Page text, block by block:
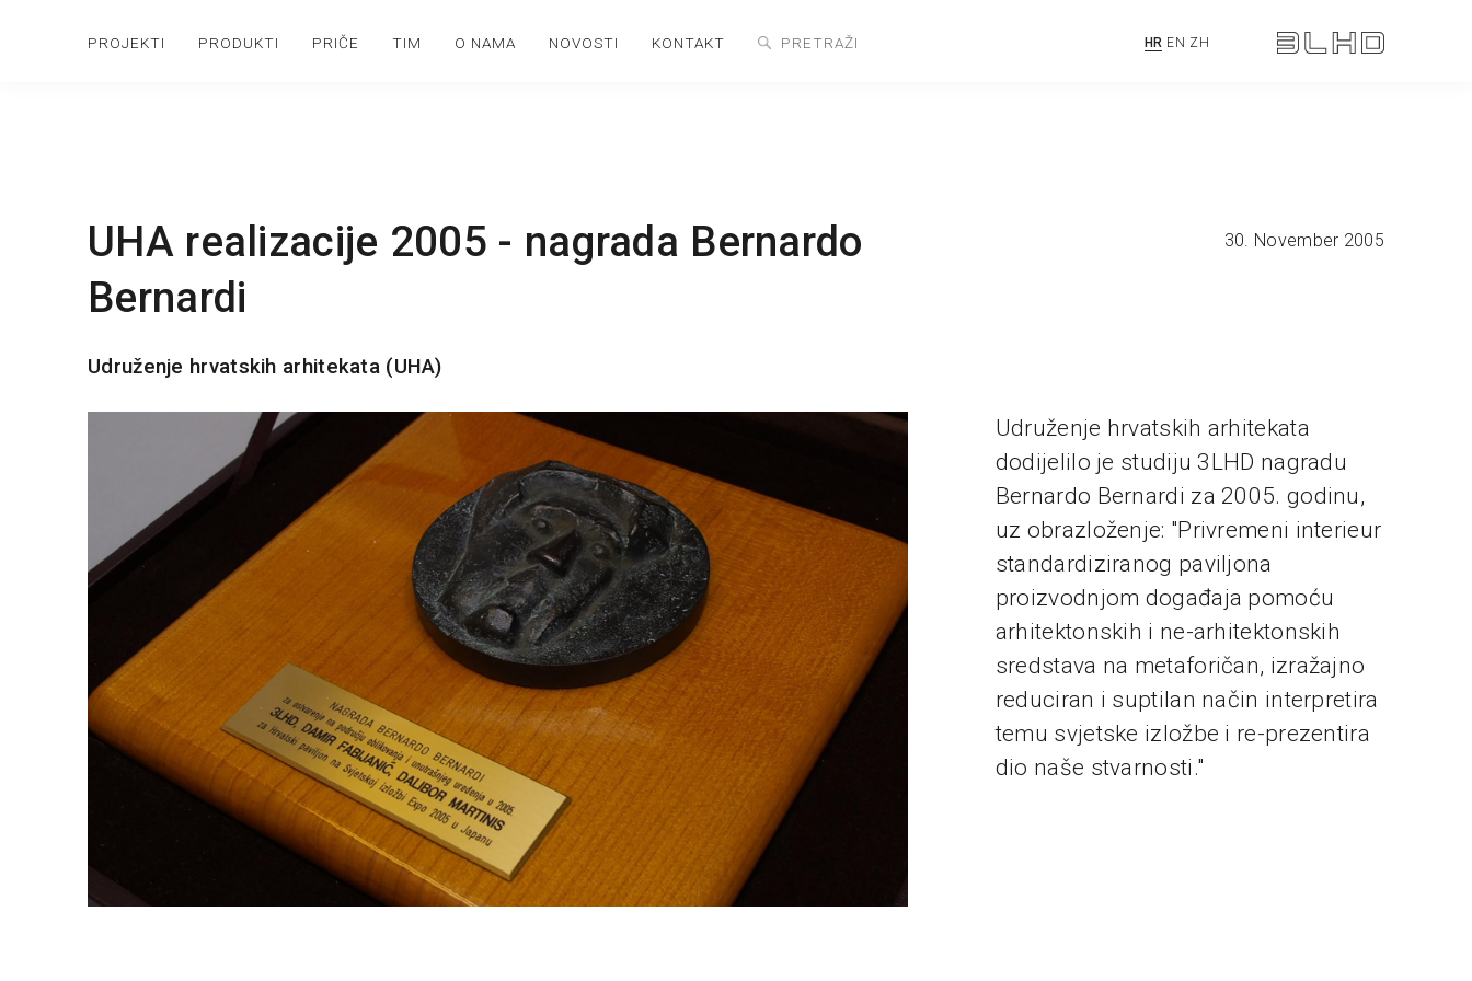
PROJEKTI PRODUKTI PRIČE TIM O NAMA NOVOSTI KONTAKT HR EN ZH
UHA realizacije 2005 - nagrada Bernardo
Bernardi
Udruženje hrvatskih arhitekata (UHA)
30. November 2005
Udruženje hrvatskih arhitekata
dodijelilo je studiju 3LHD nagradu
Bernardo Bernardi za 2005. godinu,
uz obrazloženje: "Privremeni interieur
standardiziranog paviljona
proizvodnjom događaja pomoću
arhitektonskih i ne-arhitektonskih
sredstava na metaforičan, izražajno
reduciran i suptilan način interpretira
temu svjetske izložbe i re-prezentira
dio naše stvarnosti."